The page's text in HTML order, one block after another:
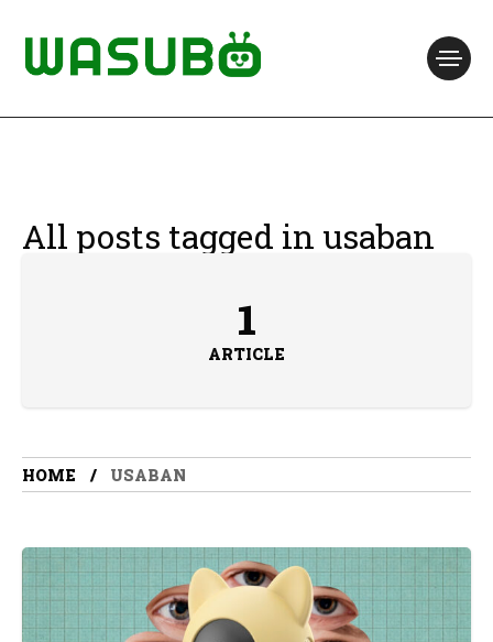
All posts tagged in usaban
1
ARTICLE
HOME USABAN